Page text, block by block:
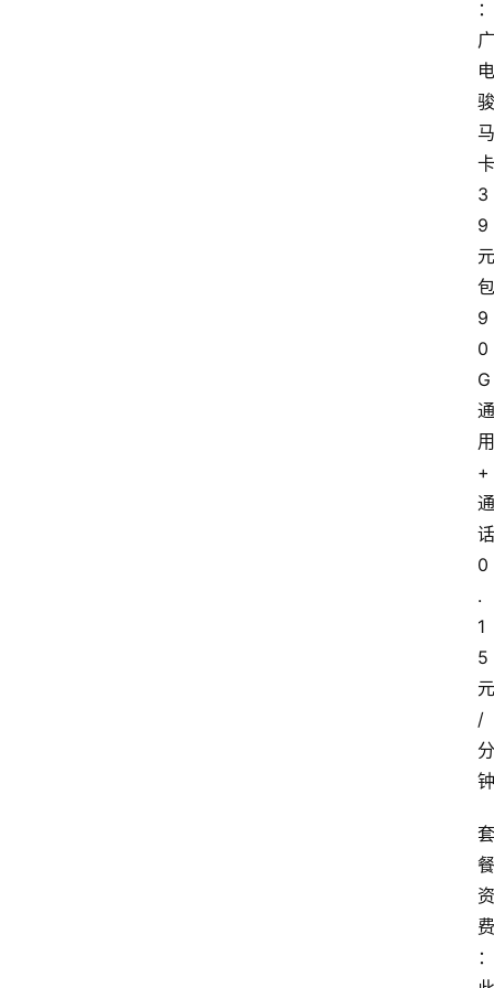
：
广
电
骏
马
卡
3
9
元
包
9
0
G
通
用
+
通
话
0
.
1
5
元
/
分
钟
套
餐
资
费
：